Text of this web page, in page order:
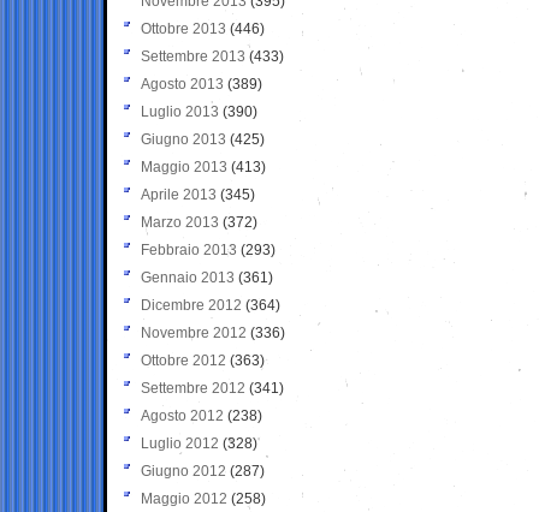
Ottobre 2013 (446)
Settembre 2013 (433)
Agosto 2013 (389)
Luglio 2013 (390)
Giugno 2013 (425)
Maggio 2013 (413)
Aprile 2013 (345)
Marzo 2013 (372)
Febbraio 2013 (293)
Gennaio 2013 (361)
Dicembre 2012 (364)
Novembre 2012 (336)
Ottobre 2012 (363)
Settembre 2012 (341)
Agosto 2012 (238)
Luglio 2012 (328)
Giugno 2012 (287)
Maggio 2012 (258)